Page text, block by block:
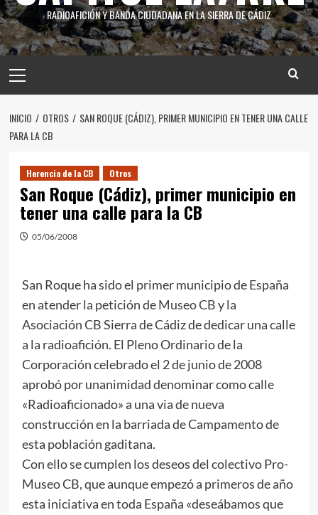
RADIOAFICIÓN Y BANDA CIUDADANA EN LA SIERRA DE CÁDIZ
INICIO OTROS
SAN ROQUE (CÁDIZ), PRIMER MUNICIPIO EN TENER UNA CALLE
PARA LA CB
Herencia de la CB Otros
San Roque (Cádiz), primer municipio en
tener una calle para la CB
05/06/2008
San Roque ha sido el primer municipio de España
en atender la petición deMuseo CBy la
Asociación CB Sierra de Cádiz de dedicar una calle
a la radioafición. El Pleno Ordinario de la
Corporación celebrado el 2 de junio de 2008
aprobó por unanimidad denominar como calle
«Radioaficionado» a una via de nueva
construcción en la barriada de Campamento de
esta población gaditana.
Con ello se cumplen los deseos del colectivo Pro-
Museo CB, que aunque empezó a primeros de año
esta iniciativa en toda España «deseábamos que